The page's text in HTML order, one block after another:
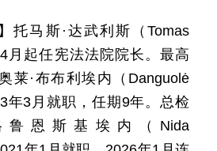
托马斯·达武利斯（Tomas
月起任宪法法院院长。最高
莱·布布利埃内（Danguolė
年3月就职，任期9年。总检
恩斯基埃内（Nida